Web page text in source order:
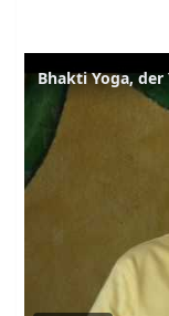
Bhakti Yoga, der